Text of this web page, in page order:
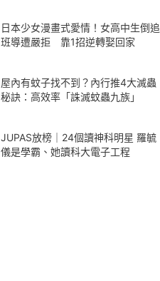
日本少女漫畫式愛情！女高中生倒追
班導遭嚴拒 靠1招逆轉娶回家
屋內有蚊子找不到？內行推4大滅蟲
秘訣：高效率「誅滅蚊蟲九族」
JUPAS放榜｜24個讀神科明星 羅毓
儀是學霸、她讀科大電子工程